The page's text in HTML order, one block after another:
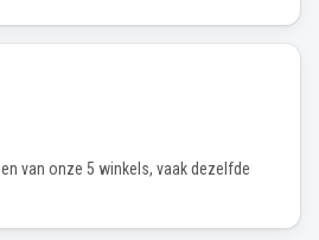
van onze 5 winkels, vaak dezelfde